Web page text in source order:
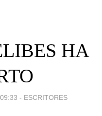
HA
- ESCRITORES